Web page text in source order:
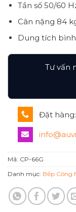
Tần số50/60
Cân nặng 84
Dung tích
Tư vấn
Đặt hàng:
Mã: CP-66G
Danh mục: Bếp Công